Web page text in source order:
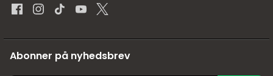
Abonner på nyhedsbrev